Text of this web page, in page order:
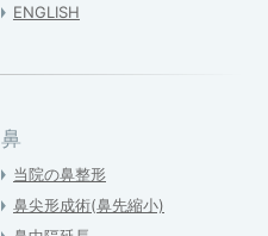
ENGLISH
鼻
当院の鼻整形
鼻尖形成術(鼻先縮小)